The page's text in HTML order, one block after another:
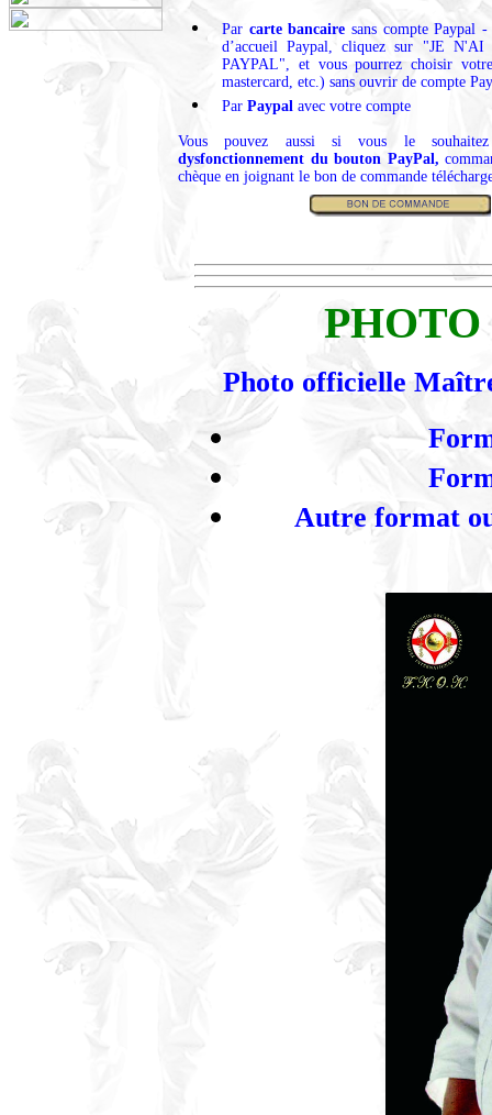
Par carte bancaire sans compte Paypal
d’accueil Paypal, cliquez sur "JE
PAYPAL", et vous pourrez choisir
mastercard, etc.) sans ouvrir de compte
Par Paypal avec votre compte
Vous pouvez aussi si vous le
dysfonctionnement du bouton PayPal,
chèque en joignant le bon de commande
Photo officielle
Autre format